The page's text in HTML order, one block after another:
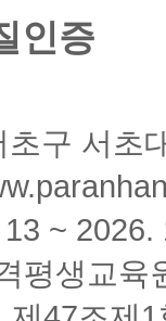
인증
구 서초
~ 2026.
평생교육